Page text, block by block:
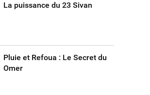
La puissance du 23 Sivan
Pluie et Refoua : Le Secret du
Omer